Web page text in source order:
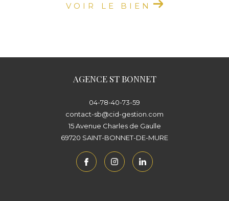
VOIR LE BIEN
AGENCE ST BONNET
04-78-40-73-59
contact-sb@cid-gestion.com
15 Avenue Charles de Gaulle
69720
SAINT-BONNET-DE-MURE